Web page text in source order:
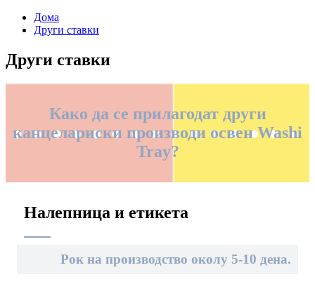
Дома
Други ставки
Други ставки
Како да се прилагодат други
канцелариски производи освен Washi
Tray?
Налепница и етикета
Рок на производство околу 5-10 дена.